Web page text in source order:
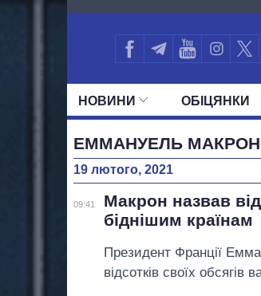
68
НОВИНИ ОБIЦЯНКИ
УСІ ПОЛІТИКИ
ЕММАНУЕЛЬ МАКРОН
19 лютого, 2021
09:41
Макрон назвав
біднішим країнам
Президент Франції
відсотків своїх